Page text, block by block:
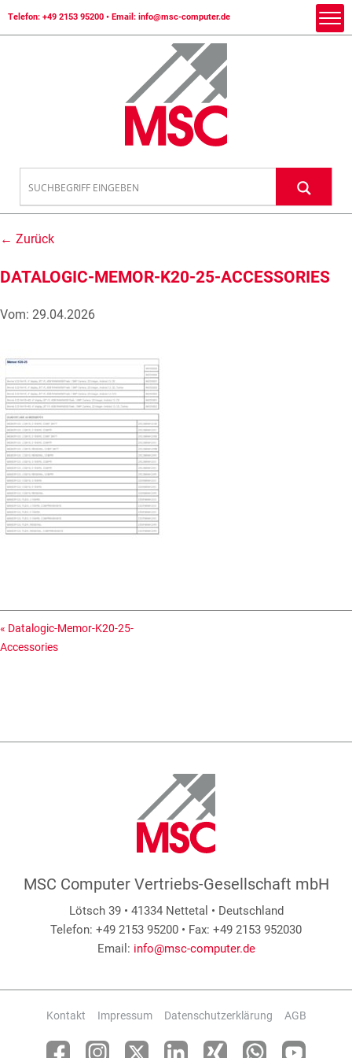
Telefon: +49 2153 95200 • Email: info@msc-computer.de
← Zurück
DATALOGIC-MEMOR-K20-25-ACCESSORIES
Vom: 29.04.2026
« Datalogic-Memor-K20-25-
Accessories
MSC Computer Vertriebs-Gesellschaft mbH
Lötsch 39 • 41334 Nettetal • Deutschland
Telefon: +49 2153 95200 • Fax: +49 2153 952030
Email: info@msc-computer.de
Kontakt Impressum Datenschutzerklärung AGB